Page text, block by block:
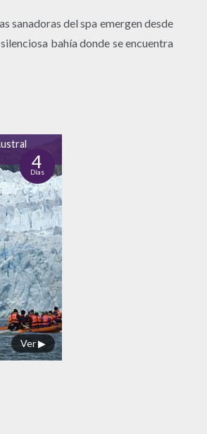
sanadoras del spa emergen desde
bahía donde se encuentra
4
Días
Ver ▶